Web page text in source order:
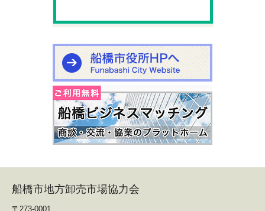
船橋市地方卸売市場協力会
〒273-0001